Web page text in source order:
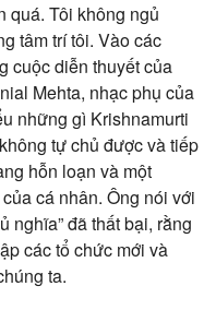
quá. Tôi không ngủ
tâm trí tôi. Vào các
cuộc diễn thuyết của
Mehta, nhạc phụ của
những gì Krishnamurti
tự chủ được và tiếp
hỗn loạn và một
cá nhân. Ông nói với
nghĩa” đã thất bại, rằng
các tổ chức mới và
ta.